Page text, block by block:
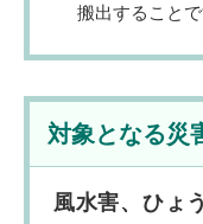
搬出することで
対象となる災
風水害、ひょ